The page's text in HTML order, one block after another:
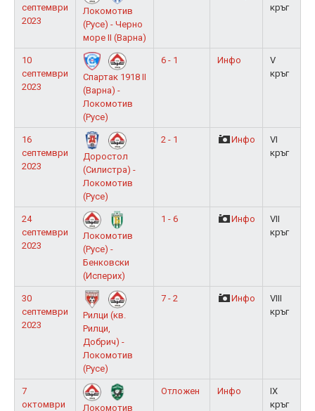
септември
2023
Локомотив
(Русе) - Черно
море II (Варна)
кръг
10
септември
2023
Спартак 1918 II
(Варна) -
Локомотив
(Русе)
6 - 1 Инфо
V
кръг
16
септември
2023
Доростол
(Силистра) -
Локомотив
(Русе)
2 - 1 Инфо
VI
кръг
24
септември
2023
Локомотив
(Русе) -
Бенковски
(Исперих)
1 - 6 Инфо
VII
кръг
30
септември
2023
Рилци (кв.
Рилци,
Добрич) -
Локомотив
(Русе)
7 - 2 Инфо
VIII
кръг
7
октомври
Локомотив
Отложен Инфо
IX
кръг